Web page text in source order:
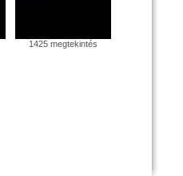
1425 megtekintés